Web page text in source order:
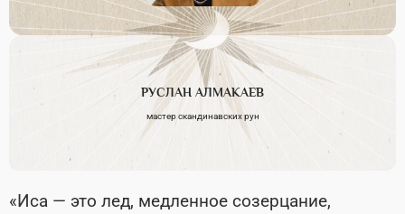
РУСЛАН АЛМАКАЕВ
мастер скандинавских рун
«Иса — это лед, медленное созерцание,